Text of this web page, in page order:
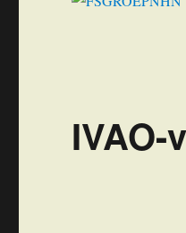
IVAO-